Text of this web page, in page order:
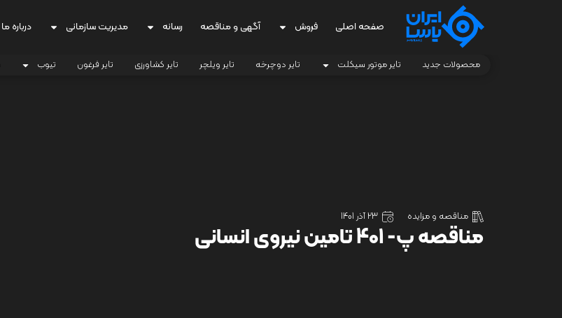
صفحه اصلی فروش آگهی و مناقصه رسانه مدیریت سازمانی درباره ما
محصولات جدید تایر موتور سیکلت تایر دوچرخه تایر ویلچر تایر کشاورزی تایر فرغون تیوب
مناقصه و مزایده 23 آذر 1401
مناقصه پ- 401 تامین نیروی انسانی